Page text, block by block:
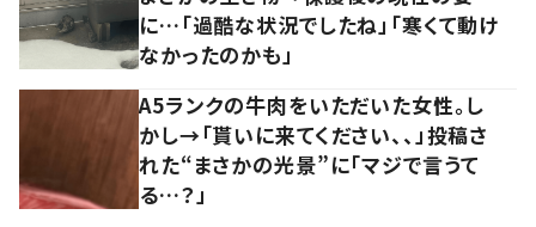
に…「過酷な状況でしたね」「寒くて動け
なかったのかも」
A5ランクの牛肉をいただいた女性。し
かし→「貰いに来てください、、」投稿さ
れた“まさかの光景”に「マジで言うて
る…？」